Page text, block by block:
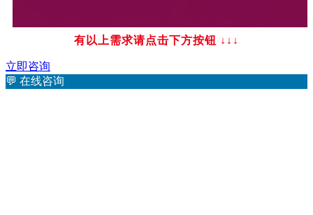
有以上需求请点击下方按钮 ↓↓↓
立即咨询
💬 在线咨询